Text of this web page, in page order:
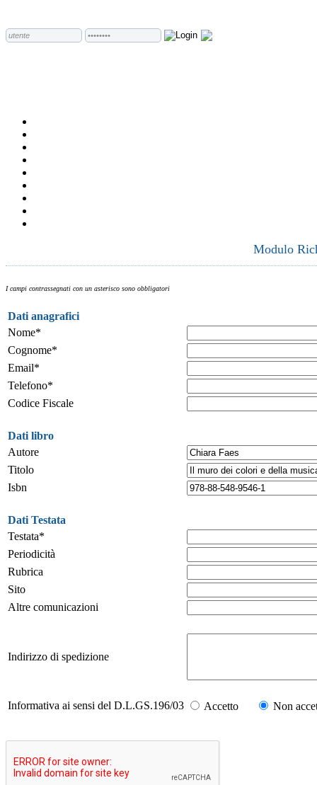
Modulo
I campi contrassegnati con un asterisco sono obbligatori
Dati anagrafici
Nome*
Cognome*
Email*
Telefono*
Codice Fiscale
Dati libro
Autore
Titolo
Isbn
Dati Testata
Testata*
Periodicità
Rubrica
Sito
Altre comunicazioni
Indirizzo di spedizione
Informativa ai sensi del D.L.GS.196/03 Accetto Non